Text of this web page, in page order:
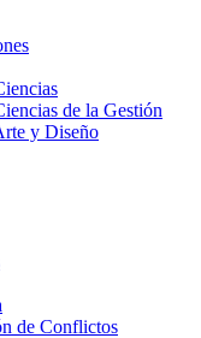
de la Gestión
y Diseño
de Conflictos